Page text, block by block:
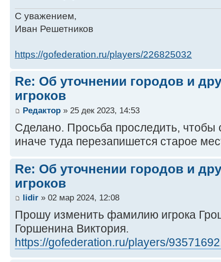
С уважением,
Иван Решетников
https://gofederation.ru/players/226825032
Re: Об уточнении городов и
игроков
Редактор » 25 дек 2023, 14:53
Сделано. Просьба проследить, чтобы
иначе туда перезапишется старое
Re: Об уточнении городов и
игроков
lidir » 02 мар 2024, 12:08
Прошу изменить фамилию игрока
Горшенина Виктория.
https://gofederation.ru/players/